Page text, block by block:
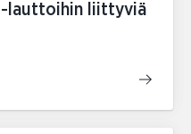
lauttoihin liittyviä